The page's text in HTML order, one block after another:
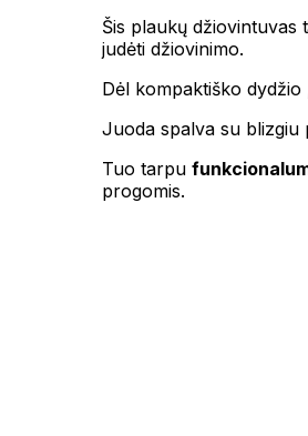
Šis plaukų džiovintuvas
judėti džiovinimo.
Dėl kompaktiško dydžio
Juoda spalva su blizgiu
Tuo tarpu
progomis.